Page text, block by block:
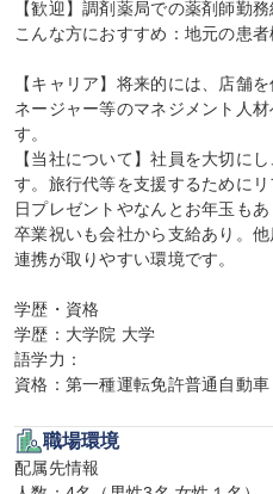
【歓迎】調剤薬局での薬剤師勤
こんな方におすすめ：地元の患
【キャリア】将来的には、店舗
ネージャー等のマネジメント人
す。
【当社について】社員を大切に
す。旅行代等を支援するために
日プレゼントやなんとお年玉も
卒業祝いも会社から支給あり。
連携が取りやすい環境です。
学歴・資格
学歴：大学院 大学
語学力：
資格：第一種運転免許普通自動車
職場環境
配属先情報